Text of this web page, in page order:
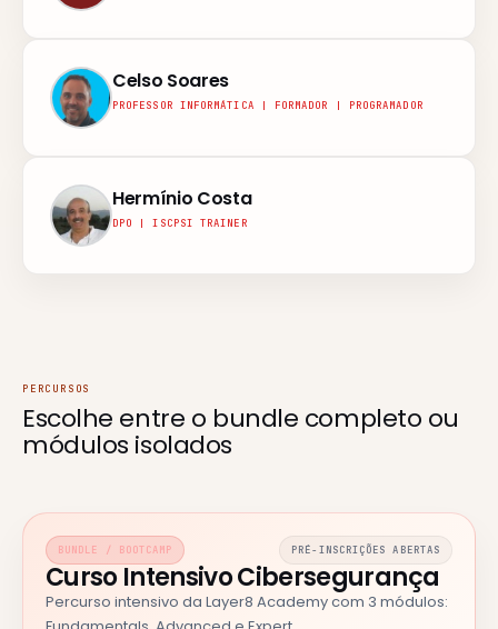
Celso Soares
PROFESSOR INFORMÁTICA | FORMADOR | PROGRAMADOR
Hermínio Costa
DPO | ISCPSI TRAINER
PERCURSOS
Escolhe entre o bundle completo ou
módulos isolados
BUNDLE / BOOTCAMP PRÉ-INSCRIÇÕES ABERTAS
Curso Intensivo Cibersegurança
Percurso intensivo da Layer8 Academy com 3 módulos: